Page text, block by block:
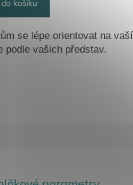
košíku
se lépe orientovat na vaší
podle vašich představ.